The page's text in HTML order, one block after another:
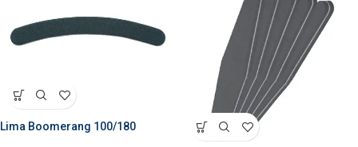
Lima Boomerang 100/180